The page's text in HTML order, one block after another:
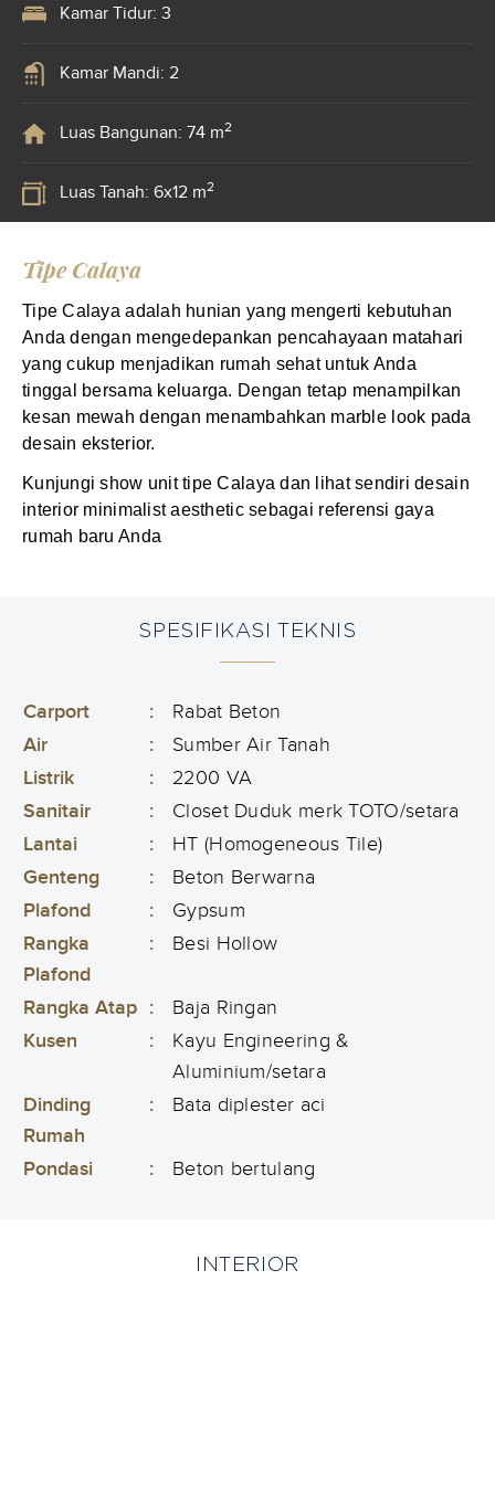
Kamar Tidur: 3
Kamar Mandi: 2
Luas Bangunan: 74 m2
Luas Tanah: 6x12 m2
Tipe Calaya
Tipe Calaya adalah hunian yang mengerti kebutuhan
Anda dengan mengedepankan pencahayaan matahari
yang cukup menjadikan rumah sehat untuk Anda
tinggal bersama keluarga. Dengan tetap menampilkan
kesan mewah dengan menambahkan marble look pada
desain eksterior.
Kunjungi show unit tipe Calaya dan lihat sendiri desain
interior minimalist aesthetic sebagai referensi gaya
rumah baru Anda
SPESIFIKASI TEKNIS
Carport :
Rabat Beton
Air
:
Sumber Air Tanah
Listrik
:
2200 VA
Sanitair
:
Closet Duduk merk TOTO/setara
Lantai
:
HT (Homogeneous Tile)
Genteng
:
Beton Berwarna
Plafond
:
Gypsum
Rangka
Plafond
: Besi Hollow
Rangka Atap :
Baja Ringan
Kusen
:
Kayu Engineering &
Aluminium/setara
Dinding
Rumah
: Bata diplester aci
Pondasi : Beton bertulang
INTERIOR